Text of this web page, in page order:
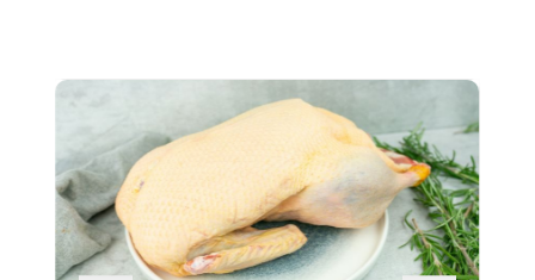
Produktgalerie überspringen